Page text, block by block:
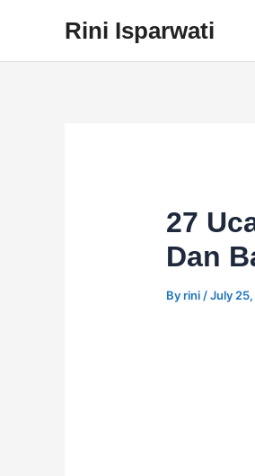
content
Rini Isparwati
27
Dan
Byrini /July